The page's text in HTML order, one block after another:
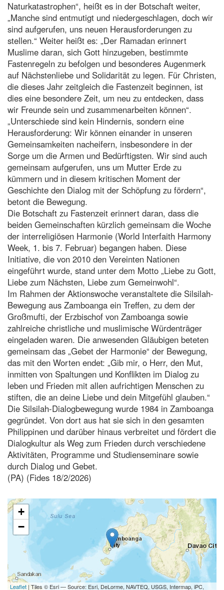
Naturkatastrophen“, heißt es in der Botschaft weiter,
„Manche sind entmutigt und niedergeschlagen, doch wir
sind aufgerufen, uns neuen Herausforderungen zu
stellen.“ Weiter heißt es: „Der Ramadan erinnert
Muslime daran, sich Gott hinzugeben, bestimmte
Fastenregeln zu befolgen und besonderes Augenmerk
auf Nächstenliebe und Solidarität zu legen. Für Christen,
die dieses Jahr zeitgleich die Fastenzeit beginnen, ist
dies eine besondere Zeit, um neu zu entdecken, dass
wir Freunde sein und zusammenarbeiten können“.
„Unterschiede sind kein Hindernis, sondern eine
Herausforderung: Wir können einander in unseren
Gemeinsamkeiten nacheifern, insbesondere in der
Sorge um die Armen und Bedürftigsten. Wir sind auch
gemeinsam aufgerufen, uns um Mutter Erde zu
kümmern und in diesem kritischen Moment der
Geschichte den Dialog mit der Schöpfung zu fördern“,
betont die Bewegung.
Die Botschaft zu Fastenzeit erinnert daran, dass die
beiden Gemeinschaften kürzlich gemeinsam die Woche
der interreligiösen Harmonie (World Interfaith Harmony
Week, 1. bis 7. Februar) begangen haben. Diese
Initiative, die von 2010 den Vereinten Nationen
eingeführt wurde, stand unter dem Motto „Liebe zu Gott,
Liebe zum Nächsten, Liebe zum Gemeinwohl“.
Im Rahmen der Aktionswoche veranstaltete die Silsilah-
Bewegung aus Zamboanga ein Treffen, zu dem der
Großmufti, der Erzbischof von Zamboanga sowie
zahlreiche christliche und muslimische Würdenträger
eingeladen waren. Die anwesenden Gläubigen beteten
gemeinsam das „Gebet der Harmonie“ der Bewegung,
das mit den Worten endet: „Gib mir, o Herr, den Mut,
inmitten von Spaltungen und Konflikten im Dialog zu
leben und Frieden mit allen aufrichtigen Menschen zu
stiften, die an deine Liebe und dein Mitgefühl glauben.“
Die Silsilah-Dialogbewegung wurde 1984 in Zamboanga
gegründet. Von dort aus hat sie sich in den gesamten
Philippinen und darüber hinaus verbreitet und fördert die
Dialogkultur als Weg zum Frieden durch verschiedene
Aktivitäten, Programme und Studienseminare sowie
durch Dialog und Gebet.
(PA) (Fides 18/2/2026)
+
−
Leaflet | Tiles © Esri — Source: Esri, DeLorme, NAVTEQ, USGS, Intermap, iPC,